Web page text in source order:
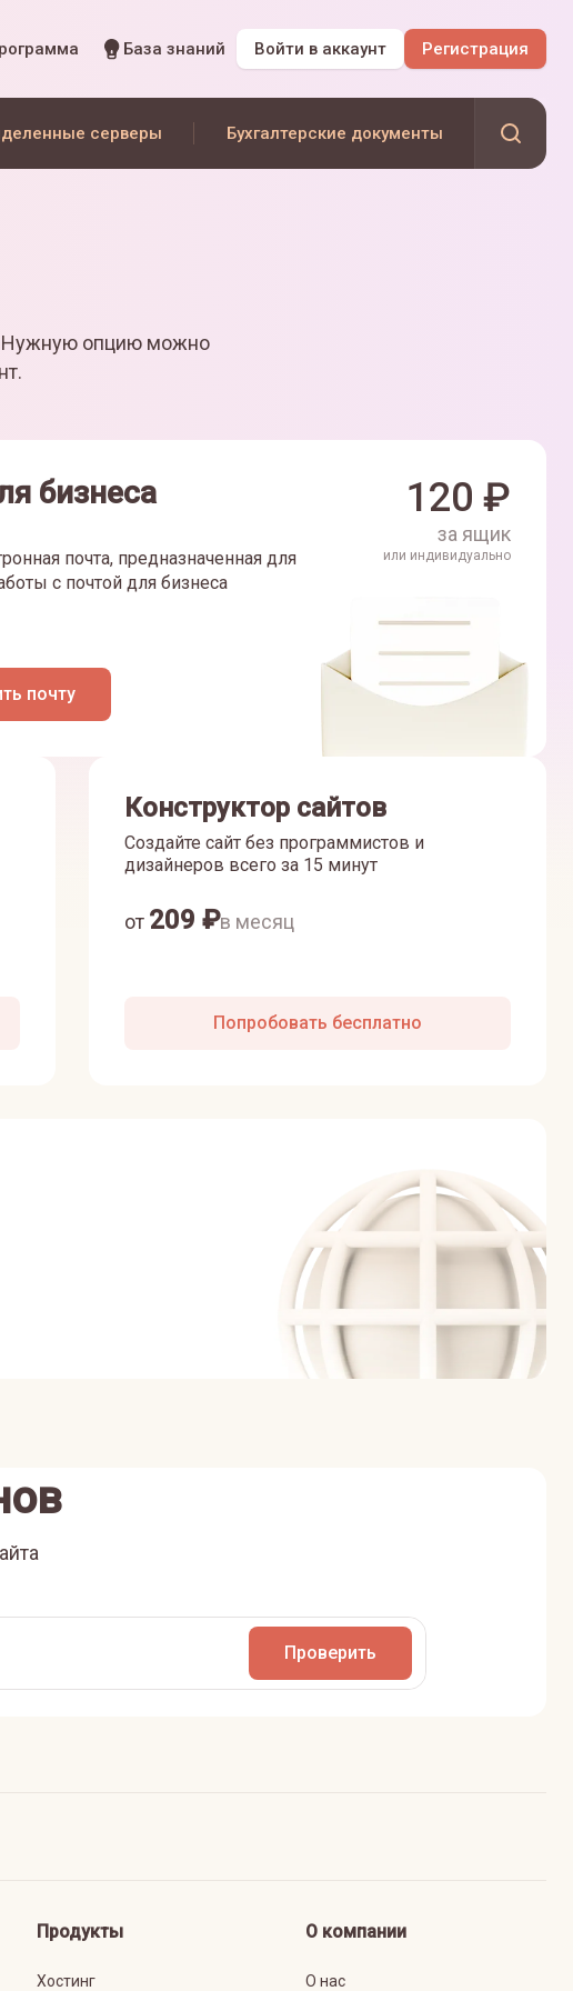
База знаний Войти в аккаунт Регистрация
серверы Бухгалтерские документы
Нужную опцию можно
бизнеса
почта, предназначенная для
с почтой для бизнеса
почту
120 ₽
за ящик
или индивидуально
Конструктор сайтов
Создайте сайт без программистов и
дизайнеров всего за 15 минут
от 209 ₽в месяц
Попробовать бесплатно
Проверить
Продукты
Хостинг
О компании
О нас